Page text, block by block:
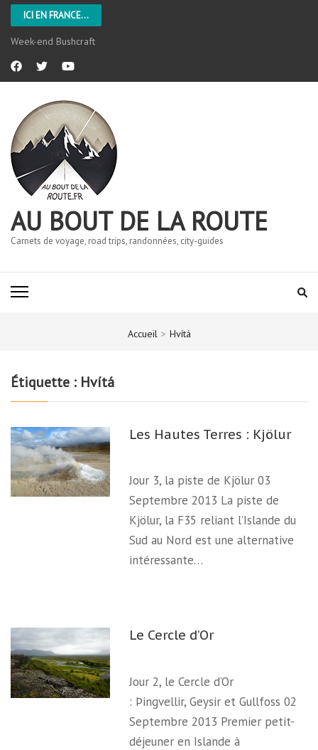
ICI EN FRANCE...
Week-end Bushcraft
AU BOUT DE LA ROUTE
Carnets de voyage, road trips, randonnées, city-guides
Accueil > Hvítá
Étiquette : Hvítá
Les Hautes Terres : Kjölur
Jour 3, la piste de Kjölur 03
Septembre 2013 La piste de
Kjölur, la F35 reliant l’Islande du
Sud au Nord est une alternative
intéressante…
Le Cercle d’Or
Jour 2, le Cercle d’Or
: Þingvellir, Geysir et Gullfoss 02
Septembre 2013 Premier petit-
déjeuner en Islande à